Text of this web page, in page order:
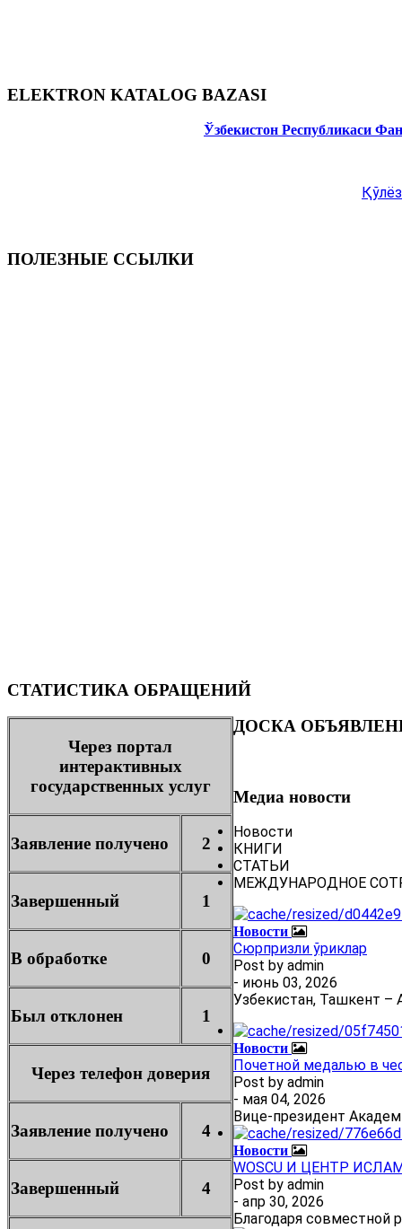
ELEKTRON KATALOG BAZASI
Ўзбекистон Республикаси
ПОЛЕЗНЫЕ ССЫЛКИ
СТАТИСТИКА ОБРАЩЕНИЙ
Через портал
интерактивных
государственных услуг
Заявление получено 2
Завершенный 1
В обработке 0
Был отклонен 1
Через телефон доверия
Заявление получено 4
Завершенный 4
ДОСКА
Медиа новости
Новости
КНИГИ
СТАТЬИ
МЕЖДУНАРОДНОЕ
Новости
Сюрпризли ўриклар
Post by admin
- июнь 03, 2026
Узбекистан, Ташкент –
Новости
Почетной медалью в
Post by admin
- мая 04, 2026
Вице-президент
Новости
WOSCU И ЦЕНТР
Post by admin
- апр 30, 2026
Благодаря совместной